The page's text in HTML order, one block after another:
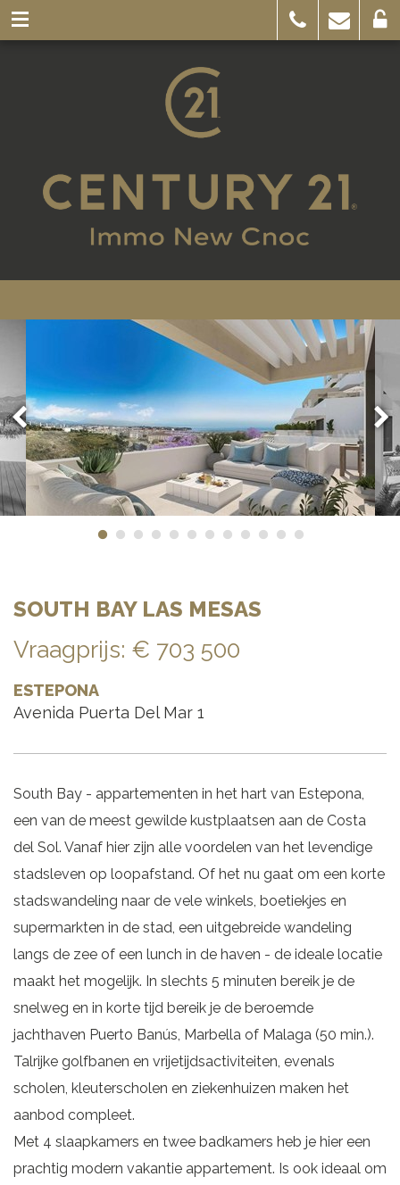
SOUTH BAY LAS MESAS
Vraagprijs: € 703 500
ESTEPONA
Avenida Puerta Del Mar 1
South Bay - appartementen in het hart van Estepona,
een van de meest gewilde kustplaatsen aan de Costa
del Sol. Vanaf hier zijn alle voordelen van het levendige
stadsleven op loopafstand. Of het nu gaat om een korte
stadswandeling naar de vele winkels, boetiekjes en
supermarkten in de stad, een uitgebreide wandeling
langs de zee of een lunch in de haven - de ideale locatie
maakt het mogelijk. In slechts 5 minuten bereik je de
snelweg en in korte tijd bereik je de beroemde
jachthaven Puerto Banús, Marbella of Malaga (50 min.).
Talrijke golfbanen en vrijetijdsactiviteiten, evenals
scholen, kleuterscholen en ziekenhuizen maken het
aanbod compleet.
Met 4 slaapkamers en twee badkamers heb je hier een
prachtig modern vakantie appartement. Is ook ideaal om